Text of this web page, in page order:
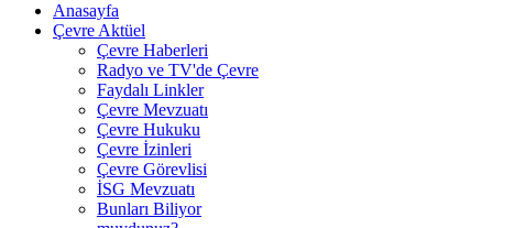
Anasayfa
Çevre Aktüel
Çevre Haberleri
Radyo ve TV'de Çevre
Faydalı Linkler
Çevre Mevzuatı
Çevre Hukuku
Çevre İzinleri
Çevre Görevlisi
İSG Mevzuatı
Bunları Biliyor